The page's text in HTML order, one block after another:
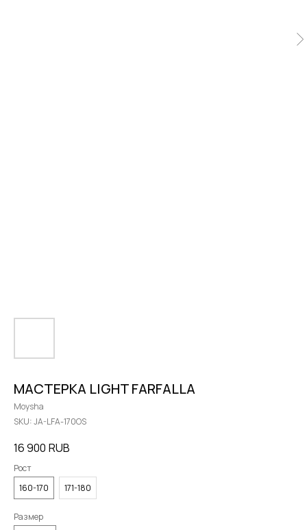
МАСТЕРКА LIGHT FARFALLA
Moysha
SKU:JA-LFA-170OS
16 900 RUB
Рост
160-170
171-180
Размер